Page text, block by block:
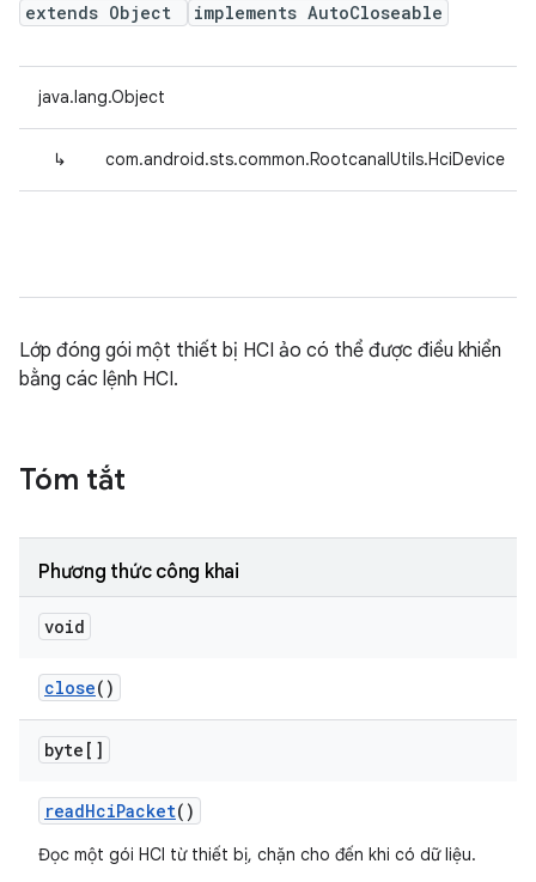
extends Object
implements AutoCloseable
java.lang.Object
↳ com.android.sts.common.RootcanalUtils.HciDevice
Lớp đóng gói một thiết bị HCI ảo có thể được điều khiển
bằng các lệnh HCI.
Tóm tắt
Phương thức công khai
void
close()
byte[]
readHciPacket()
Đọc một gói HCI từ thiết bị, chặn cho đến khi có dữ liệu.